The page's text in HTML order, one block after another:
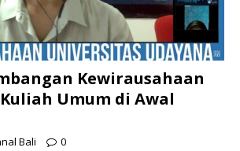
Kewirausahaan
Umum di Awal
Bali 0